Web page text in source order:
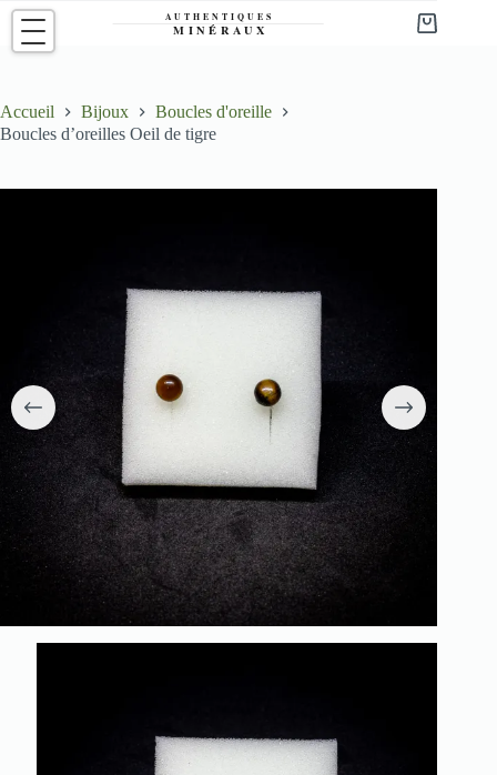
Passer
contenu
Panier
Accueil Bijoux
Boucles d'oreille
Boucles d’oreilles Oeil de tigre